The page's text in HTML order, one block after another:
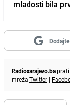
mladosti bila
Radiosarajevo.ba
mreža Twitter |